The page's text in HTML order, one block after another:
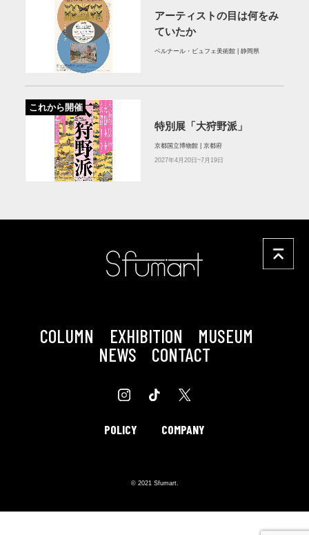
アーティストの目は何をみ
ていたか
ベルナール・ビュフェ美術館 | 静岡県
これから開催
特別展「大狩野派」
京都国立博物館 | 京都府
2027年4月20日~7月19日
COLUMN EXHIBITION
MUSEUM
NEWS
CONTACT
POLICY COMPANY
© 2021 Sfumart.